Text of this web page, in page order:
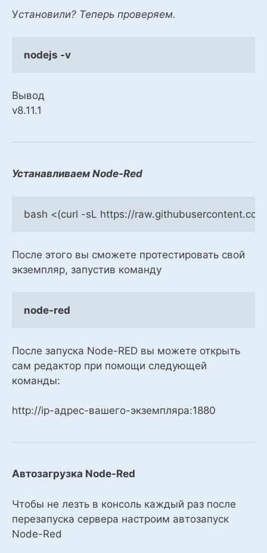
Установили? Теперь проверяем.
nodejs -v
Вывод
v8.11.1
Устанавливаем Node-Red
bash <(curl -sL https://
После этого вы сможете протестировать свой
экземпляр, запустив команду
node-red
После запуска Node-RED вы можете открыть
сам редактор при помощи следующей
команды:
http://ip-адрес-вашего-экземпляра:1880
Автозагрузка Node-Red
Чтобы не лезть в консоль каждый раз после
перезапуска сервера настроим автозапуск
Node-Red